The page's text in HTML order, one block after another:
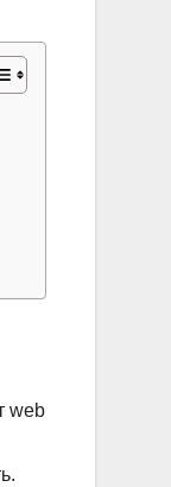
web